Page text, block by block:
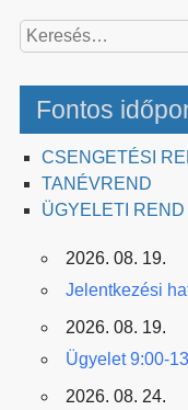
Keresés:
Fontos
CSENGETÉSI
TANÉVREND
ÜGYELETI REND
2026. 08. 19.
Jelentkezési
2026. 08. 19.
Ügyelet 9:00-
2026. 08. 24.